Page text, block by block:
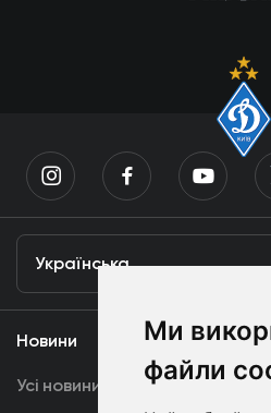
Ми
файли
Українська
Новини
Усі новини